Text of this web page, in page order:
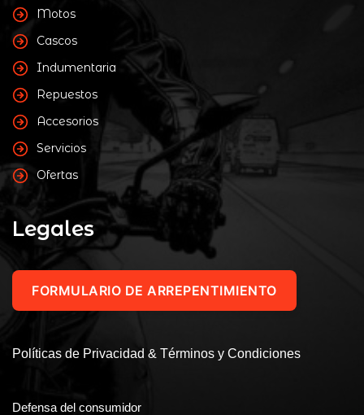
Motos
Cascos
Indumentaria
Repuestos
Accesorios
Servicios
Ofertas
Legales
FORMULARIO DE ARREPENTIMIENTO
Políticas de Privacidad & Términos y Condiciones
Defensa del consumidor